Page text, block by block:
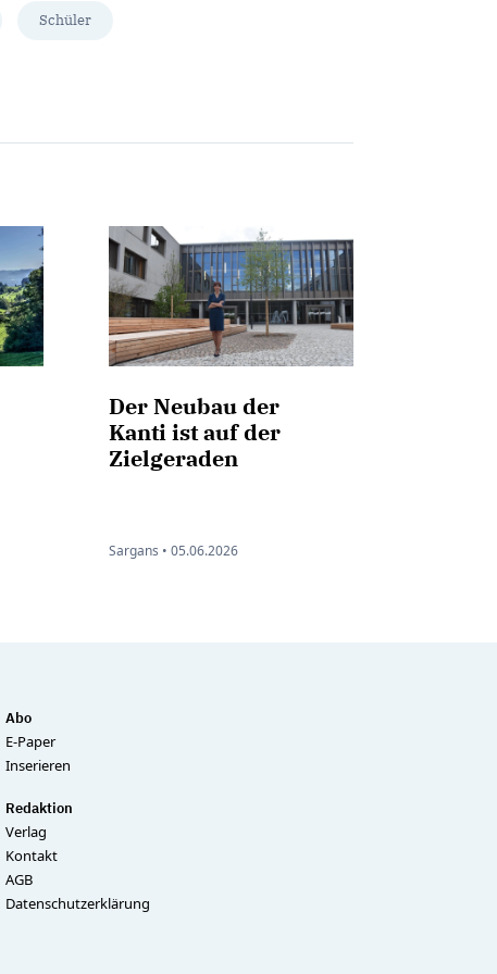
Schüler
Der Neubau der
Kanti ist auf der
Zielgeraden
Sargans • 05.06.2026
Abo
E-Paper
Inserieren
Redaktion
Verlag
Kontakt
AGB
Datenschutzerklärung